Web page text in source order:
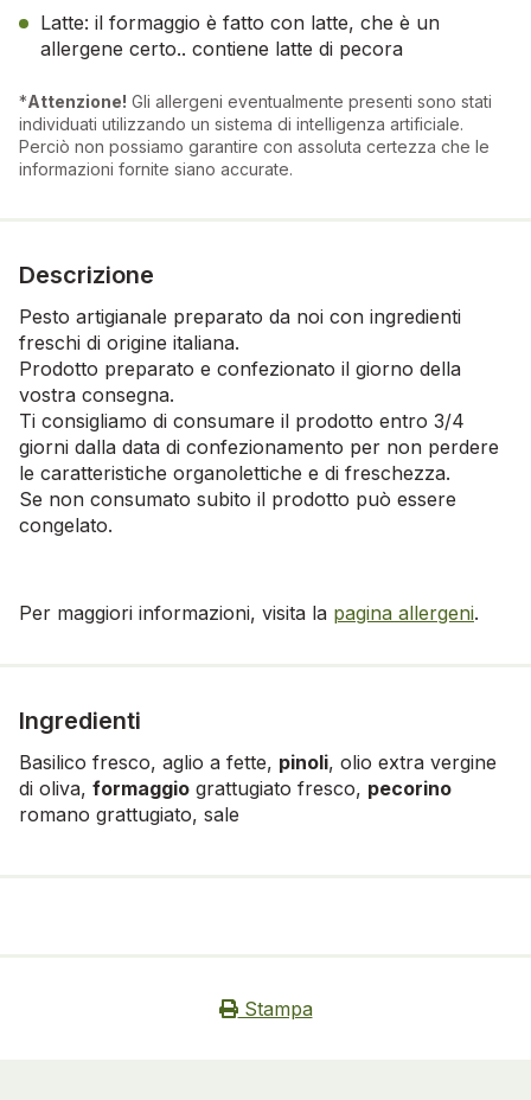
Latte: il formaggio è fatto con latte, che è un
allergene certo.. contiene latte di pecora
*Attenzione! Gli allergeni eventualmente presenti sono stati
individuati utilizzando un sistema di intelligenza artificiale.
Perciò non possiamo garantire con assoluta certezza che le
informazioni fornite siano accurate.
Descrizione
Pesto artigianale preparato da noi con ingredienti
freschi di origine italiana.
Prodotto preparato e confezionato il giorno della
vostra consegna.
Ti consigliamo di consumare il prodotto entro 3/4
giorni dalla data di confezionamento per non perdere
le caratteristiche organolettiche e di freschezza.
Se non consumato subito il prodotto può essere
congelato.
Per maggiori informazioni, visita la pagina allergeni.
Ingredienti
Basilico fresco, aglio a fette, pinoli, olio extra vergine
di oliva, formaggio grattugiato fresco, pecorino
romano grattugiato, sale
Stampa